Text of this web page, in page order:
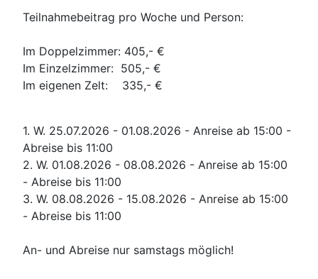
Teilnahmebeitrag pro Woche und Person:
Im Doppelzimmer: 405,- €
Im Einzelzimmer: 505,- €
Im eigenen Zelt: 335,- €
1. W. 25.07.2026 - 01.08.2026 - Anreise ab 15:00 -
Abreise bis 11:00
2. W. 01.08.2026 - 08.08.2026 - Anreise ab 15:00
- Abreise bis 11:00
3. W. 08.08.2026 - 15.08.2026 - Anreise ab 15:00
- Abreise bis 11:00
An- und Abreise nur samstags möglich!